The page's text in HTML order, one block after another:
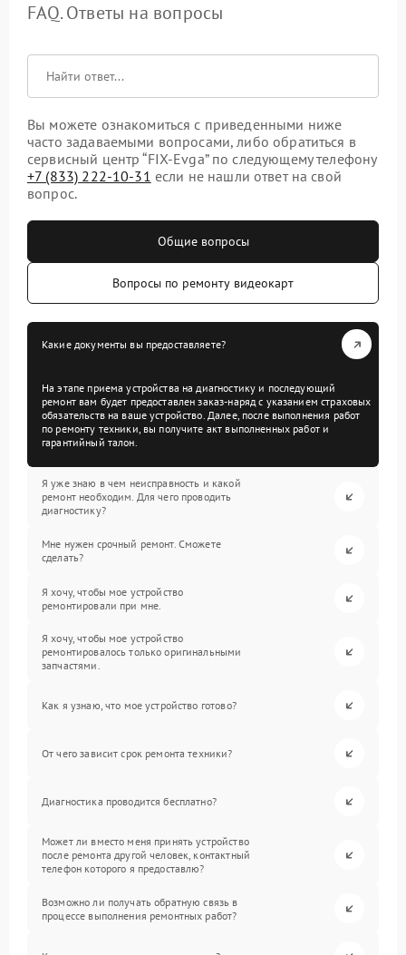
FAQ. Ответы на вопросы
Вы можете ознакомиться с приведенными ниже
часто задаваемыми вопросами, либо обратиться в
сервисный центр “FIX-Evga” по следующему телефону
+7 (833) 222-10-31 если не нашли ответ на свой
вопрос.
Общие вопросы
Вопросы по ремонту видеокарт
Какие документы вы предоставляете?
На этапе приема устройства на диагностику и последующий
ремонт вам будет предоставлен заказ-наряд с указанием страховых
обязательств на ваше устройство. Далее, после выполнения работ
по ремонту техники, вы получите акт выполненных работ и
гарантийный талон.
Я уже знаю в чем неисправность и какой
ремонт необходим. Для чего проводить
диагностику?
Мне нужен срочный ремонт. Сможете
сделать?
Я хочу, чтобы мое устройство
ремонтировали при мне.
Я хочу, чтобы мое устройство
ремонтировалось только оригинальными
запчастями.
Как я узнаю, что мое устройство готово?
От чего зависит срок ремонта техники?
Диагностика проводится бесплатно?
Может ли вместо меня принять устройство
после ремонта другой человек, контактный
телефон которого я предоставлю?
Возможно ли получать обратную связь в
процессе выполнения ремонтных работ?